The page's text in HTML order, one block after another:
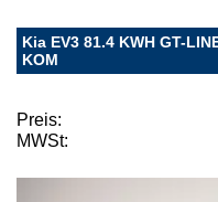
Kia EV3 81.4 KWH GT-
KOM
Preis:
MWSt: